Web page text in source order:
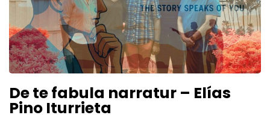
De te fabula narratur – Elías
Pino Iturrieta